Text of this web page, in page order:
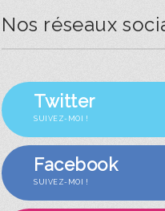
Nos réseaux
Twitter
SUIVEZ-MOI !
Facebook
SUIVEZ-MOI !